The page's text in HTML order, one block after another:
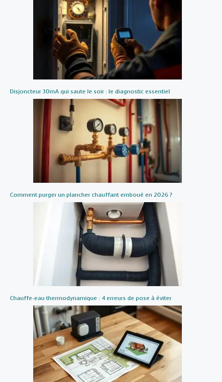
Disjoncteur 30mA qui saute le soir : le diagnostic essentiel
Comment purger un plancher chauffant emboué en 2026 ?
Chauffe-eau thermodynamique : 4 erreurs de pose à éviter